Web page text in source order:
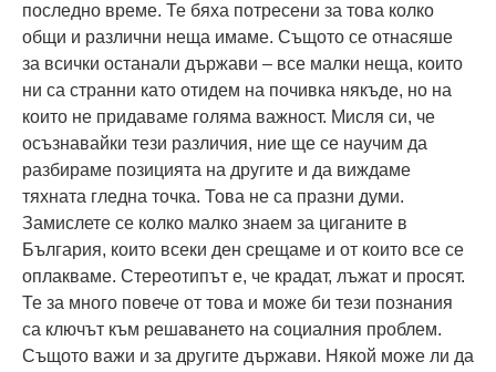
последно време. Те бяха потресени за това колко
общи и различни неща имаме. Същото се отнасяше
за всички останали държави – все малки неща, които
ни са странни като отидем на почивка някъде, но на
които не придаваме голяма важност. Мисля си, че
осъзнавайки тези различия, ние ще се научим да
разбираме позицията на другите и да виждаме
тяхната гледна точка. Това не са празни думи.
Замислете се колко малко знаем за циганите в
България, които всеки ден срещаме и от които все се
оплакваме. Стереотипът е, че крадат, лъжат и просят.
Те за много повече от това и може би тези познания
са ключът към решаването на социалния проблем.
Същото важи и за другите държави. Някой може ли да